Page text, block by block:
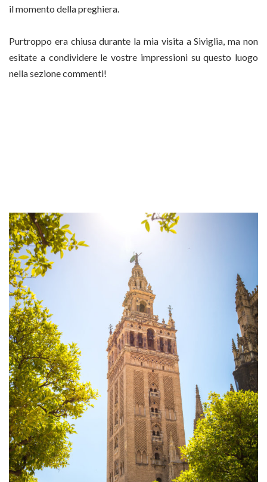
il momento della preghiera.
Purtroppo era chiusa durante la mia visita a Siviglia, ma non
esitate a condividere le vostre impressioni su questo luogo
nella sezione commenti!